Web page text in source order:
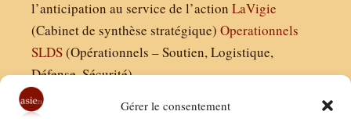
Gérer le consentement
l’anticipation au service de l’action LaVigie
(Cabinet de synthèse stratégique) Operationnels
SLDS(Opérationnels – Soutien, Logistique,
Défense, Sécurité)